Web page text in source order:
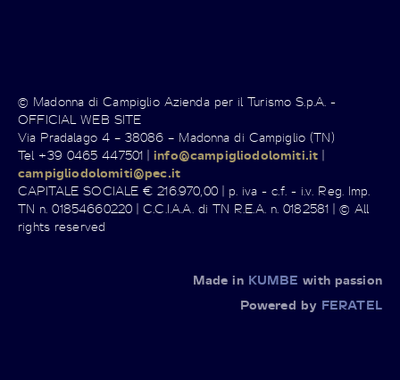
© Madonna di Campiglio Azienda per il Turismo S.p.A. -
OFFICIAL WEB SITE
Via Pradalago 4 – 38086 – Madonna di Campiglio (TN)
Tel +39 0465 447501 |info@campigliodolomiti.it |
campigliodolomiti@pec.it
CAPITALE SOCIALE € 216.970,00 | p. iva - c.f. - i.v. Reg. Imp.
TN n. 01854660220 | C.C.I.A.A. di TN R.E.A. n. 0182581 | © All
rights reserved
Made in KUMBE with passion
Powered by FERATEL